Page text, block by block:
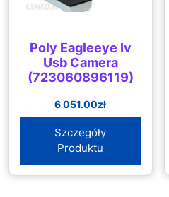
Poly Eagleeye Iv
Usb Camera
(723060896119)
6 051.00zł
Szczegóły
Produktu